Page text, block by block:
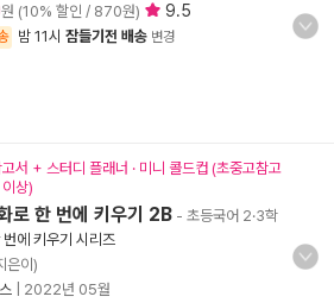
원 (10% 할인 / 870원) 9.5
밤 11시 잠들기전 배송 변경
서 + 스터디 플래너 · 미니 콜드컵 (초중고참고
상)
로 한 번에 키우기 2B - 초등국어 2·3학
번에 키우기 시리즈
은이)
2022년 05월